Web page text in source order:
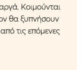
Κοιμούνται
θα ξυπνήσουν
τις επόμενες